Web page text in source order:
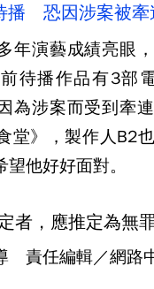
播 恐因涉案被牽
年演藝成績亮眼
待播作品有3部
為涉案而受到牽
堂》，製作人B2
他好好面對。
者，應推定為無
責任編輯／網路